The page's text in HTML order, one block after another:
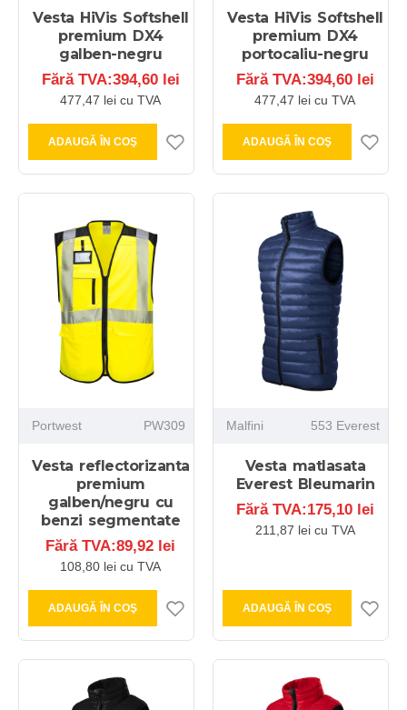
Vesta HiVis Softshell
premium DX4
galben-negru
Fără TVA:394,60 lei
477,47 lei cu TVA
ADAUGĂ ÎN COŞ
Vesta HiVis Softshell
premium DX4
portocaliu-negru
Fără TVA:394,60 lei
477,47 lei cu TVA
ADAUGĂ ÎN COŞ
Portwest PW309
Vesta reflectorizanta
premium
galben/negru cu
benzi segmentate
Fără TVA:89,92 lei
108,80 lei cu TVA
ADAUGĂ ÎN COŞ
Malfini 553 Everest
Vesta matlasata
Everest Bleumarin
Fără TVA:175,10 lei
211,87 lei cu TVA
ADAUGĂ ÎN COŞ